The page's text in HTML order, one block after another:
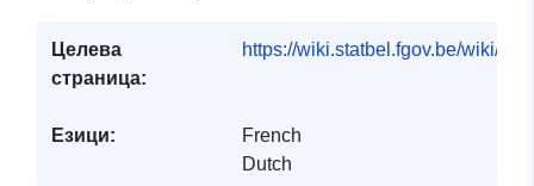
Целева
страница:
https://wiki.statbel.fgov.be/wiki/
Езици:
French
Dutch